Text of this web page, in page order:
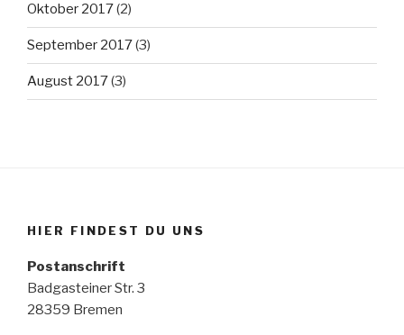
Oktober 2017(2)
September 2017(3)
August 2017(3)
HIER FINDEST DU UNS
Postanschrift
Badgasteiner Str. 3
28359 Bremen